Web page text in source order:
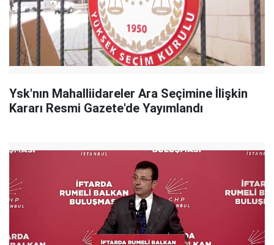
Ysk'nın Mahalliidareler Ara Seçimine İlişkin
Kararı Resmi Gazete'de Yayımlandı